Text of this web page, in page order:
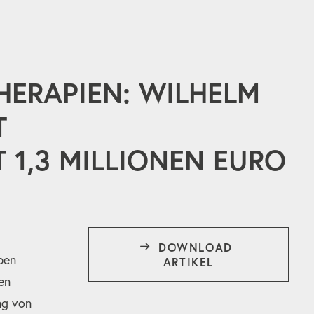
WILHELM
1,3 MILLIONEN EURO
von
DOWNLOAD
ARTIKEL